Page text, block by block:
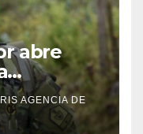
abre
de este
AGENCIA DE